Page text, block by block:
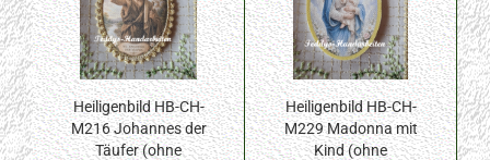
Heiligenbild HB-CH-
M216 Johannes der
Täufer (ohne
Heiligenbild HB-CH-
M229 Madonna mit
Kind (ohne